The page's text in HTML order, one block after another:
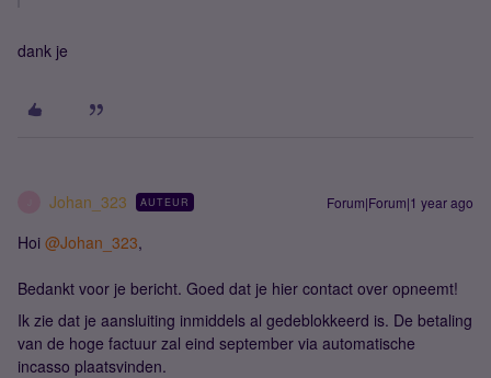
dank je
Johan_323 AUTEUR Forum|Forum|1 year ago
Hoi @Johan_323,
Bedankt voor je bericht. Goed dat je hier contact over opneemt!
Ik zie dat je aansluiting inmiddels al gedeblokkeerd is. De betaling
van de hoge factuur zal eind september via automatische
incasso plaatsvinden.